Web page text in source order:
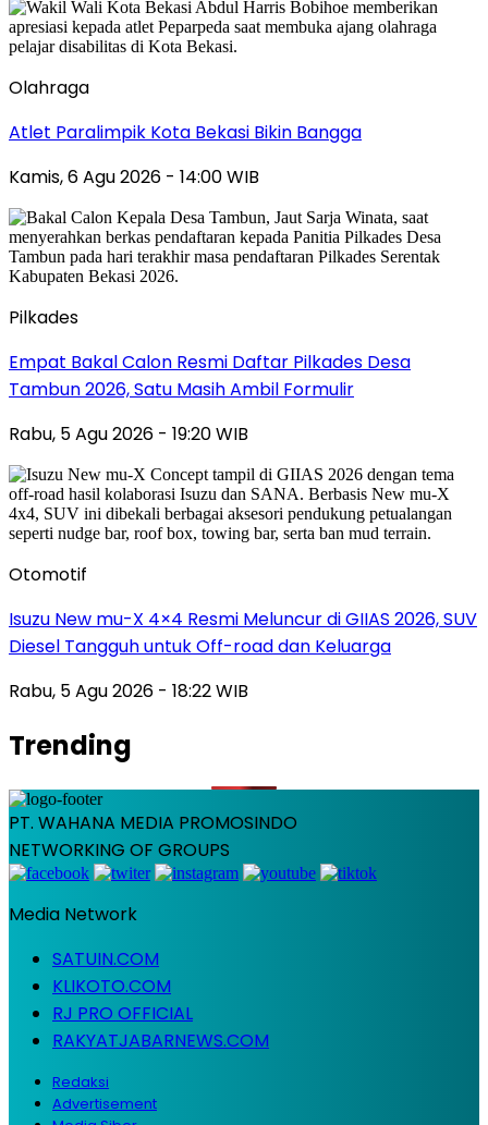
Olahraga
Atlet Paralimpik Kota Bekasi Bikin Bangga
Kamis, 6 Agu 2026 - 14:00 WIB
Pilkades
Empat Bakal Calon Resmi Daftar Pilkades Desa
Tambun 2026, Satu Masih Ambil Formulir
Rabu, 5 Agu 2026 - 19:20 WIB
Otomotif
Isuzu New mu-X 4×4 Resmi Meluncur di GIIAS 2026, SUV
Diesel Tangguh untuk Off-road dan Keluarga
Rabu, 5 Agu 2026 - 18:22 WIB
Trending
PT. WAHANA MEDIA PROMOSINDO
NETWORKING OF GROUPS
Media Network
SATUIN.COM
KLIKOTO.COM
RJ PRO OFFICIAL
RAKYATJABARNEWS.COM
Redaksi
Advertisement